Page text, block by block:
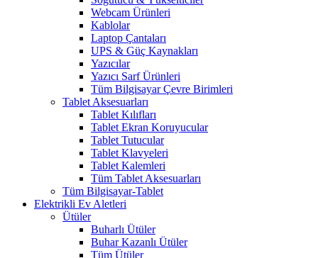
Webcam Ürünleri
Kablolar
Laptop Çantaları
UPS & Güç Kaynakları
Yazıcılar
Yazıcı Sarf Ürünleri
Tüm Bilgisayar Çevre Birimleri
Tablet Aksesuarları
Tablet Kılıfları
Tablet Ekran Koruyucular
Tablet Tutucular
Tablet Klavyeleri
Tablet Kalemleri
Tüm Tablet Aksesuarları
Tüm Bilgisayar-Tablet
Elektrikli Ev Aletleri
Ütüler
Buharlı Ütüler
Buhar Kazanlı Ütüler
Tüm Ütüler